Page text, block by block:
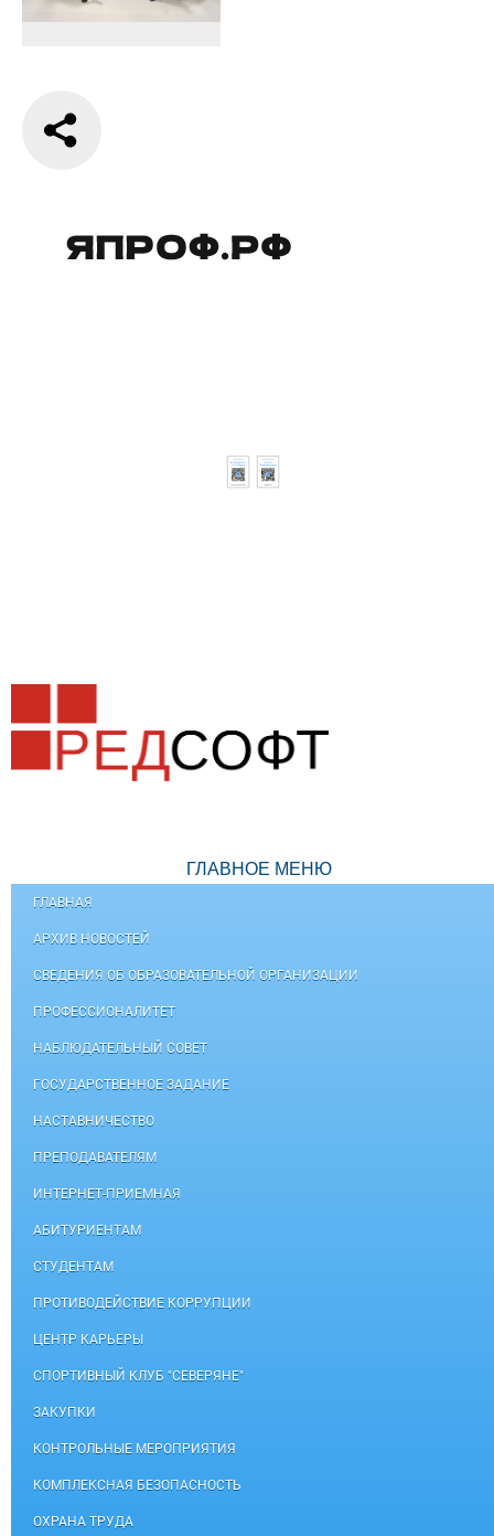
ГЛАВНОЕ МЕНЮ
ГЛАВНАЯ
АРХИВ НОВОСТЕЙ
СВЕДЕНИЯ ОБ ОБРАЗОВАТЕЛЬНОЙ ОРГАНИЗАЦИИ
ПРОФЕССИОНАЛИТЕТ
НАБЛЮДАТЕЛЬНЫЙ СОВЕТ
ГОСУДАРСТВЕННОЕ ЗАДАНИЕ
НАСТАВНИЧЕСТВО
ПРЕПОДАВАТЕЛЯМ
ИНТЕРНЕТ-ПРИЕМНАЯ
АБИТУРИЕНТАМ
СТУДЕНТАМ
ПРОТИВОДЕЙСТВИЕ КОРРУПЦИИ
ЦЕНТР КАРЬЕРЫ
СПОРТИВНЫЙ КЛУБ "СЕВЕРЯНЕ"
ЗАКУПКИ
КОНТРОЛЬНЫЕ МЕРОПРИЯТИЯ
КОМПЛЕКСНАЯ БЕЗОПАСНОСТЬ
ОХРАНА ТРУДА